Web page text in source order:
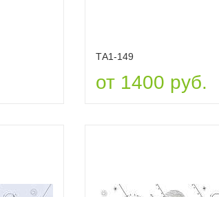
ТА1-149
от 1400 руб.